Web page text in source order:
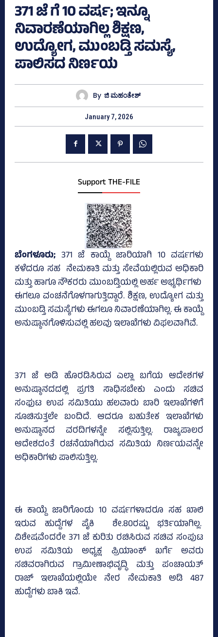
371 ಜೆ ಗೆ 10 ವರ್ಷ; ಇನ್ನೂ
ನಿವಾರಣೆಯಾಗಿಲ್ಲ ಶಿಕ್ಷಣ,
ಉದ್ಯೋಗ, ಮುಂಬಡ್ತಿ ಸಮಸ್ಯೆ,
ಪಾಲಿಸದ ನಿರ್ಣಯ
By ಜಿ ಮಹಂತೇಶ್
January 7, 2026
Support THE-FILE
ಬೆಂಗಳೂರು; 371 ಜೆ ಕಾಯ್ದೆ ಜಾರಿಯಾಗಿ 10 ವರ್ಷಗಳು
ಕಳೆದರೂ ಸಹ ನೇಮಕಾತಿ ಮತ್ತು ಸೇವೆಯಲ್ಲಿರುವ ಅಧಿಕಾರಿ
ಮತ್ತು ಹಾಗೂ ನೌಕರರು ಮುಂಬಡ್ತಿಯಲ್ಲಿ ಅರ್ಹ ಅಭ್ಯರ್ಥಿಗಳು
ಈಗಲೂ ವಂಚನೆಗೊಳಗಾಗುತ್ತಿದ್ದಾರೆ. ಶಿಕ್ಷಣ, ಉದ್ಯೋಗ ಮತ್ತು
ಮುಂಬಡ್ತಿ ಸಮಸ್ಯೆಗಳು ಈಗಲೂ ನಿವಾರಣೆಯಾಗಿಲ್ಲ. ಈ ಕಾಯ್ದೆ
ಅನುಷ್ಠಾನಗೊಳಿಸುವಲ್ಲಿ ಹಲವು ಇಲಾಖೆಗಳು ವಿಫಲವಾಗಿವೆ.
371 ಜೆ ಅಡಿ ಹೊರಡಿಸಿರುವ ಎಲ್ಲಾ ಬಗೆಯ ಆದೇಶಗಳ
ಅನುಷ್ಠಾನದದಲ್ಲಿ ಪ್ರಗತಿ ಸಾಧಿಸಬೇಕು ಎಂದು ಸಚಿವ
ಸಂಫುಟ ಉಪ ಸಮಿತಿಯು ಹಲವಾರು ಬಾರಿ ಇಲಾಖೆಗಳಿಗೆ
ಸೂಚಿಸುತ್ತಲೇ ಬಂದಿದೆ. ಆದರೂ ಬಹುತೇಕ ಇಲಾಖೆಗಳು
ಅನುಷ್ಠಾನದ ವರದಿಗಳನ್ನೇ ಸಲ್ಲಿಸುತ್ತಿಲ್ಲ. ರಾಜ್ಯಪಾಲರ
ಆದೇಶದಂತೆ ರಚನೆಯಾಗಿರುವ ಸಮಿತಿಯ ನಿರ್ಣಯವನ್ನೇ
ಅಧಿಕಾರಿಗಳು ಪಾಲಿಸುತ್ತಿಲ್ಲ.
ಈ ಕಾಯ್ದೆ ಜಾರಿಗೊಂಡು 10 ವರ್ಷಗಳಾದರೂ ಸಹ ಖಾಲಿ
ಇರುವ ಹುದ್ದೆಗಳ ಪೈಕಿ ಶೇ.80ರಷ್ಟು ಭರ್ತಿಯಾಗಿಲ್ಲ.
ವಿಶೇಷವೆಂದರೇ 371 ಜೆ ಕುರಿತು ರಚಿಸಿರುವ ಸಚಿವ ಸಂಪುಟ
ಉಪ ಸಮಿತಿಯ ಅಧ್ಯಕ್ಷ ಪ್ರಿಯಾಂಕ್‌ ಖರ್ಗೆ ಅವರು
ಸಚಿವರಾಗಿರುವ ಗ್ರಾಮೀಣಾಭಿವೃದ್ಧಿ ಮತ್ತು ಪಂಚಾಯತ್‌
ರಾಜ್ ಇಲಾಖೆಯಲ್ಲಿಯೇ ನೇರ ನೇಮಕಾತಿ ಅಡಿ 487
ಹುದ್ದೆಗಳು ಬಾಕಿ ಇವೆ.